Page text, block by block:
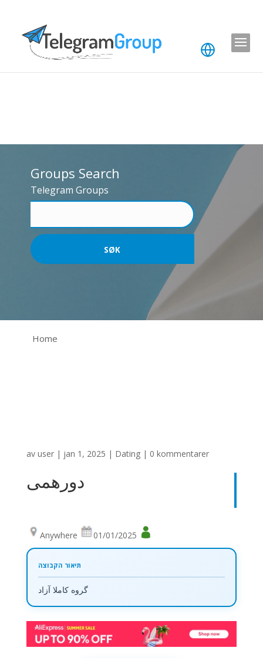
Groups Search
Telegram Groups
Home
av user| jan 1, 2025 | Dating| 0 kommentarer
دورهمی
Anywhere 01/01/2025
گروه کاملا آزاد